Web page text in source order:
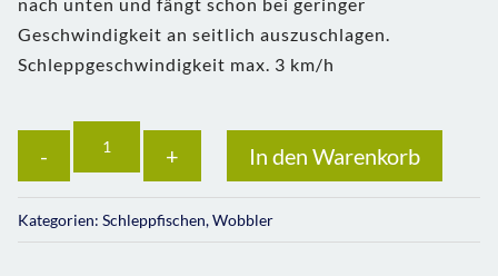
Geschwindigkeit an seitlich auszuschlagen.
Schleppgeschwindigkeit max. 3 km/h
Anzahl
In den Warenkorb
Kategorien: Schleppfischen,Wobbler